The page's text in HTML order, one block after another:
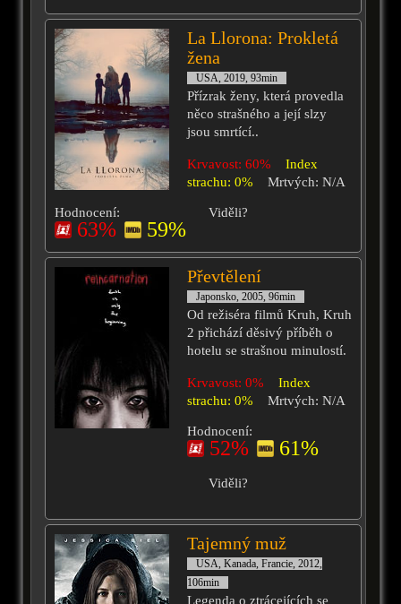
La Llorona: Prokletá
žena
USA, 2019, 93min
Přízrak ženy, která provedla
něco strašného a její slzy
jsou smrtící..
Krvavost: 60%
Index
strachu: 0%
Mrtvých: N/A
Hodnocení:
63% 59%
Viděli?
Převtělení
Japonsko, 2005, 96min
Od režiséra filmů Kruh, Kruh
2 přichází děsivý příběh o
hotelu se strašnou minulostí.
Krvavost: 0%
Index
strachu: 0%
Mrtvých: N/A
Hodnocení:
52% 61%
Viděli?
Tajemný muž
USA, Kanada, Francie, 2012,
106min
Legenda o ztrácejících se